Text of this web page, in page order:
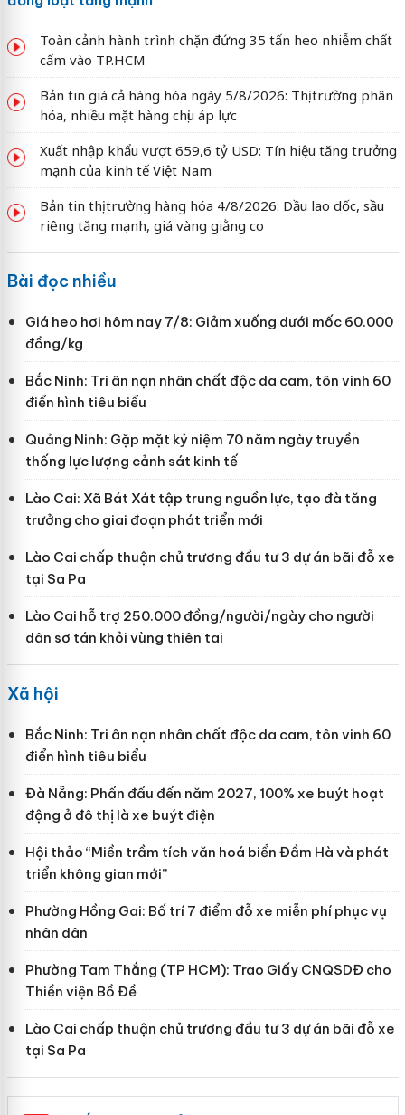
Toàn cảnh hành trình chặn đứng 35 tấn heo nhiễm chất
cấm vào TP.HCM
Bản tin giá cả hàng hóa ngày 5/8/2026: Thị trường phân
hóa, nhiều mặt hàng chịu áp lực
Xuất nhập khẩu vượt 659,6 tỷ USD: Tín hiệu tăng trưởng
mạnh của kinh tế Việt Nam
Bản tin thị trường hàng hóa 4/8/2026: Dầu lao dốc, sầu
riêng tăng mạnh, giá vàng giằng co
Bài đọc nhiều
Giá heo hơi hôm nay 7/8: Giảm xuống dưới mốc 60.000
đồng/kg
Bắc Ninh: Tri ân nạn nhân chất độc da cam, tôn vinh 60
điển hình tiêu biểu
Quảng Ninh: Gặp mặt kỷ niệm 70 năm ngày truyền
thống lực lượng cảnh sát kinh tế
Lào Cai: Xã Bát Xát tập trung nguồn lực, tạo đà tăng
trưởng cho giai đoạn phát triển mới
Lào Cai chấp thuận chủ trương đầu tư 3 dự án bãi đỗ xe
tại Sa Pa
Lào Cai hỗ trợ 250.000 đồng/người/ngày cho người
dân sơ tán khỏi vùng thiên tai
Xã hội
Bắc Ninh: Tri ân nạn nhân chất độc da cam, tôn vinh 60
điển hình tiêu biểu
Đà Nẵng: Phấn đấu đến năm 2027, 100% xe buýt hoạt
động ở đô thị là xe buýt điện
Hội thảo “Miền trầm tích văn hoá biển Đầm Hà và phát
triển không gian mới”
Phường Hồng Gai: Bố trí 7 điểm đỗ xe miễn phí phục vụ
nhân dân
Phường Tam Thắng (TP HCM): Trao Giấy CNQSDĐ cho
Thiền viện Bồ Đề
Lào Cai chấp thuận chủ trương đầu tư 3 dự án bãi đỗ xe
tại Sa Pa